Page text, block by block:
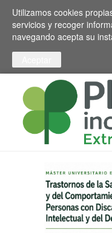
Pasar al contenido principal
Toggle high contrast
Utilizamos cookies
servicios y recoger
navegando acepta su